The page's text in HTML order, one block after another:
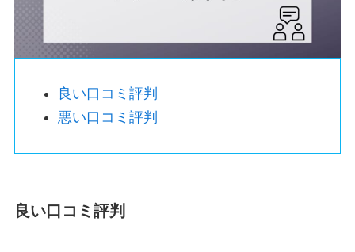
良い口コミ評判
悪い口コミ評判
良い口コミ評判